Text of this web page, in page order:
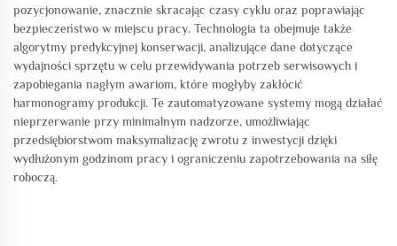
pozycjonowanie, znacznie skracając czasy cyklu oraz poprawiając
bezpieczeństwo w miejscu pracy. Technologia ta obejmuje także
algorytmy predykcyjnej konserwacji, analizujące dane dotyczące
wydajności sprzętu w celu przewidywania potrzeb serwisowych i
zapobiegania nagłym awariom, które mogłyby zakłócić
harmonogramy produkcji. Te zautomatyzowane systemy mogą działać
nieprzerwanie przy minimalnym nadzorze, umożliwiając
przedsiębiorstwom maksymalizację zwrotu z inwestycji dzięki
wydłużonym godzinom pracy i ograniczeniu zapotrzebowania na siłę
roboczą.